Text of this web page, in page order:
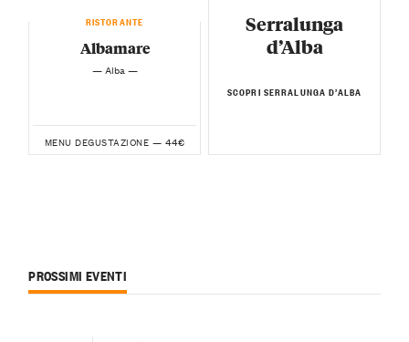
RISTORANTE
Albamare
— Alba —
MENU DEGUSTAZIONE — 44€
Serralunga
d’Alba
SCOPRI SERRALUNGA D’ALBA
PROSSIMI EVENTI